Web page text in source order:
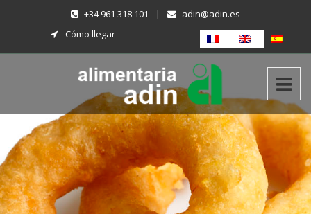
+34 961 318 101 |
adin@adin.es
Cómo llegar